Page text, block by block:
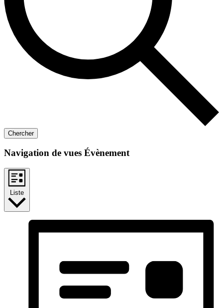
Chercher
Navigation de vues Évènement
Liste